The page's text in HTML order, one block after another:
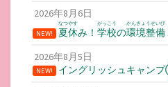
2026年8月6日
NEW! 夏休
なつやす
み！ 学校
がっこう
の環境整備
かんきょうせいび
2026年8月5日
NEW!
イングリッシュキャン